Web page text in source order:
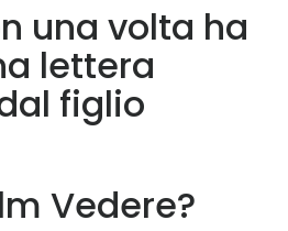
una volta ha
lettera
figlio
Vedere?